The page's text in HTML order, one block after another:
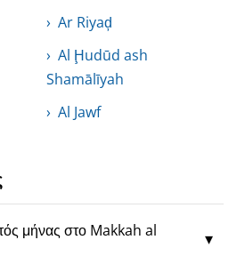
Ar Riyaḑ
Al Ḩudūd ash
Shamālīyah
Al Jawf
μήνας στο Makkah al